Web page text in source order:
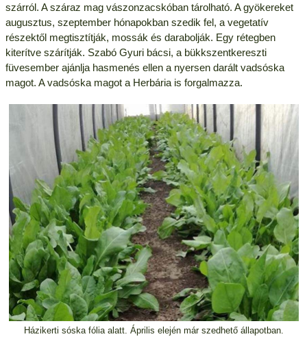
szárról. A száraz mag vászonzacskóban tárolható. A gyökereket
augusztus, szeptember hónapokban szedik fel, a vegetatív
részektől megtisztítják, mossák és darabolják. Egy rétegben
kiterítve szárítják. Szabó Gyuri bácsi, a bükkszentkereszti
füvesember ajánlja hasmenés ellen a nyersen darált vadsóska
magot. A vadsóska magot a Herbária is forgalmazza.
Házikerti sóska fólia alatt. Április elején már szedhető állapotban.